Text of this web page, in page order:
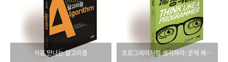
처음 만나는 알고리즘 프로그래머처럼 생각하라: 문제 해결을 위한 모델 기반 사고법